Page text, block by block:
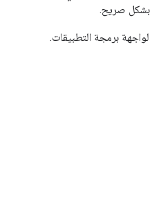
بشكل صريح.
لواجهة برمجة التطبيقات.